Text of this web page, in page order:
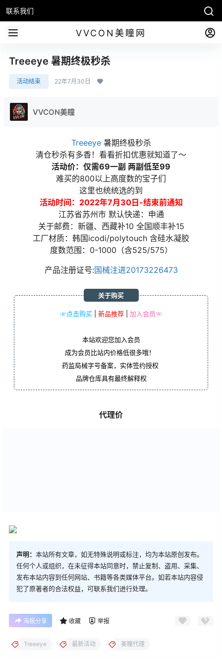
联系我们
VVCON美瞳网
Treeeye 暑期终极秒杀
活动结束 22年7月30日
VVCON美瞳
Treeeye暑期终极秒杀
清仓秒杀有多香！看看折扣优惠就知道了～
活动价：仅需69一副 两副低至99
难买的800以上高度数的宝子们
这里也统统选的到
活动时间：2022年7月30日-结束前通知
江苏省苏州市 默认快递：申通
关于邮费：新疆、西藏补10 全国顺丰补15
工厂材质：韩国icodi/polytouch 含硅水凝胶
度数范围：0-1000（含525/575）
产品注册证号:国械注进20173226473
☞点击购买 新品推荐 加入会员☜
关于购买
本站欢迎您加入会员
成为会员比站内价格低很多哦！
药监局械字号备案，实体签约授权
品牌仓库具有最终解释权
代理价
声明： 本站所有文章，如无特殊说明或标注，均为本站原创发布。
任何个人或组织，在未征得本站同意时，禁止复制、盗用、采集、
发布本站内容到任何网站、书籍等各类媒体平台。如若本站内容侵
犯了原著者的合法权益，可联系我们进行处理。
海报分享 收藏 举报
Treeeye 最新活动 美瞳代理